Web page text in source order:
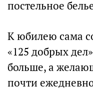
постельное
К юбилею сама
«125 добрых
больше, а
почти